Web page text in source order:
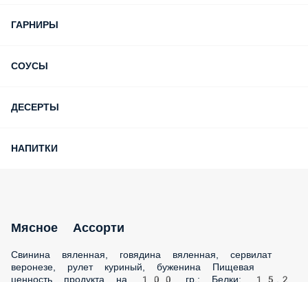
ГАРНИРЫ
СОУСЫ
ДЕСЕРТЫ
НАПИТКИ
Мясное Ассорти
Свинина вяленная, говядина вяленная, сервилат
веронезе, рулет куриный, буженина Пищевая ценность
продукта на 100 гр.: Белки: 15.2 гр. Жиры: 6.9 гр. Углеводы: